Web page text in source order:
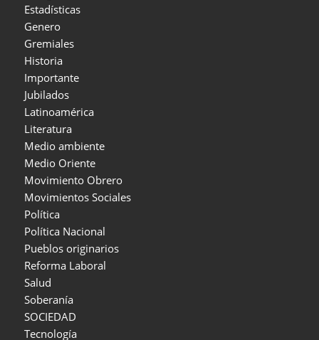
Estadísticas
Genero
Gremiales
Historia
Importante
Jubilados
Latinoamérica
Literatura
Medio ambiente
Medio Oriente
Movimiento Obrero
Movimientos Sociales
Política
Política Nacional
Pueblos originarios
Reforma Laboral
Salud
Soberanía
SOCIEDAD
Tecnología